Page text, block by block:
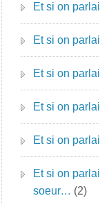
Et si on
Et si on
Et si on
Et si on
Et si on
Et si on
soeur… (2)